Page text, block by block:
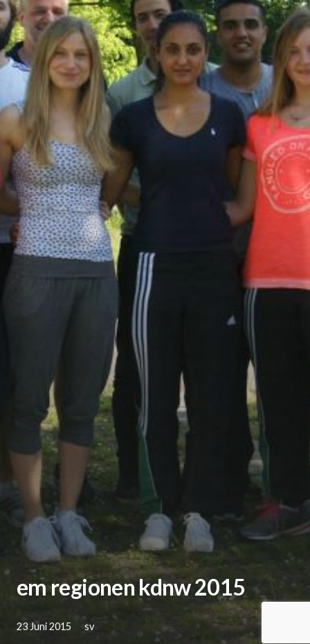
em regionen kdnw 2015
23 Juni 2015 sv